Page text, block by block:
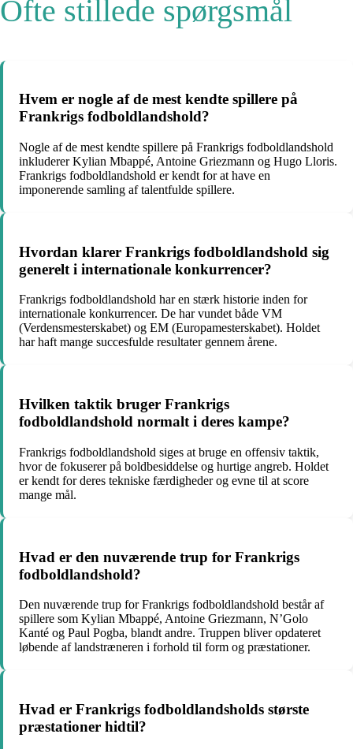
Ofte stillede spørgsmål
Hvem er nogle af de mest kendte spillere på
Frankrigs fodboldlandshold?
Nogle af de mest kendte spillere på Frankrigs fodboldlandshold
inkluderer Kylian Mbappé, Antoine Griezmann og Hugo Lloris.
Frankrigs fodboldlandshold er kendt for at have en
imponerende samling af talentfulde spillere.
Hvordan klarer Frankrigs fodboldlandshold sig
generelt i internationale konkurrencer?
Frankrigs fodboldlandshold har en stærk historie inden for
internationale konkurrencer. De har vundet både VM
(Verdensmesterskabet) og EM (Europamesterskabet). Holdet
har haft mange succesfulde resultater gennem årene.
Hvilken taktik bruger Frankrigs
fodboldlandshold normalt i deres kampe?
Frankrigs fodboldlandshold siges at bruge en offensiv taktik,
hvor de fokuserer på boldbesiddelse og hurtige angreb. Holdet
er kendt for deres tekniske færdigheder og evne til at score
mange mål.
Hvad er den nuværende trup for Frankrigs
fodboldlandshold?
Den nuværende trup for Frankrigs fodboldlandshold består af
spillere som Kylian Mbappé, Antoine Griezmann, N’Golo
Kanté og Paul Pogba, blandt andre. Truppen bliver opdateret
løbende af landstræneren i forhold til form og præstationer.
Hvad er Frankrigs fodboldlandsholds største
præstationer hidtil?